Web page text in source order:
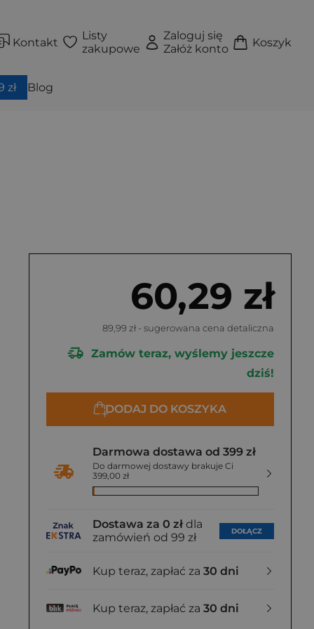
Kontakt
Listy
zakupowe
Zaloguj się
Załóż konto
Koszyk
zł Blog
60,29 zł
89,99 zł - sugerowana cena detaliczna
Zamów teraz, wyślemy jeszcze
dziś!
DODAJ DO KOSZYKA
Darmowa dostawa od 399 zł
Do darmowej dostawy brakuje Ci
399,00 zł
Dostawa za 0 zł dla
zamówień od 99 zł
DOŁĄCZ
Kup teraz, zapłać za 30 dni
Kup teraz, zapłać za 30 dni